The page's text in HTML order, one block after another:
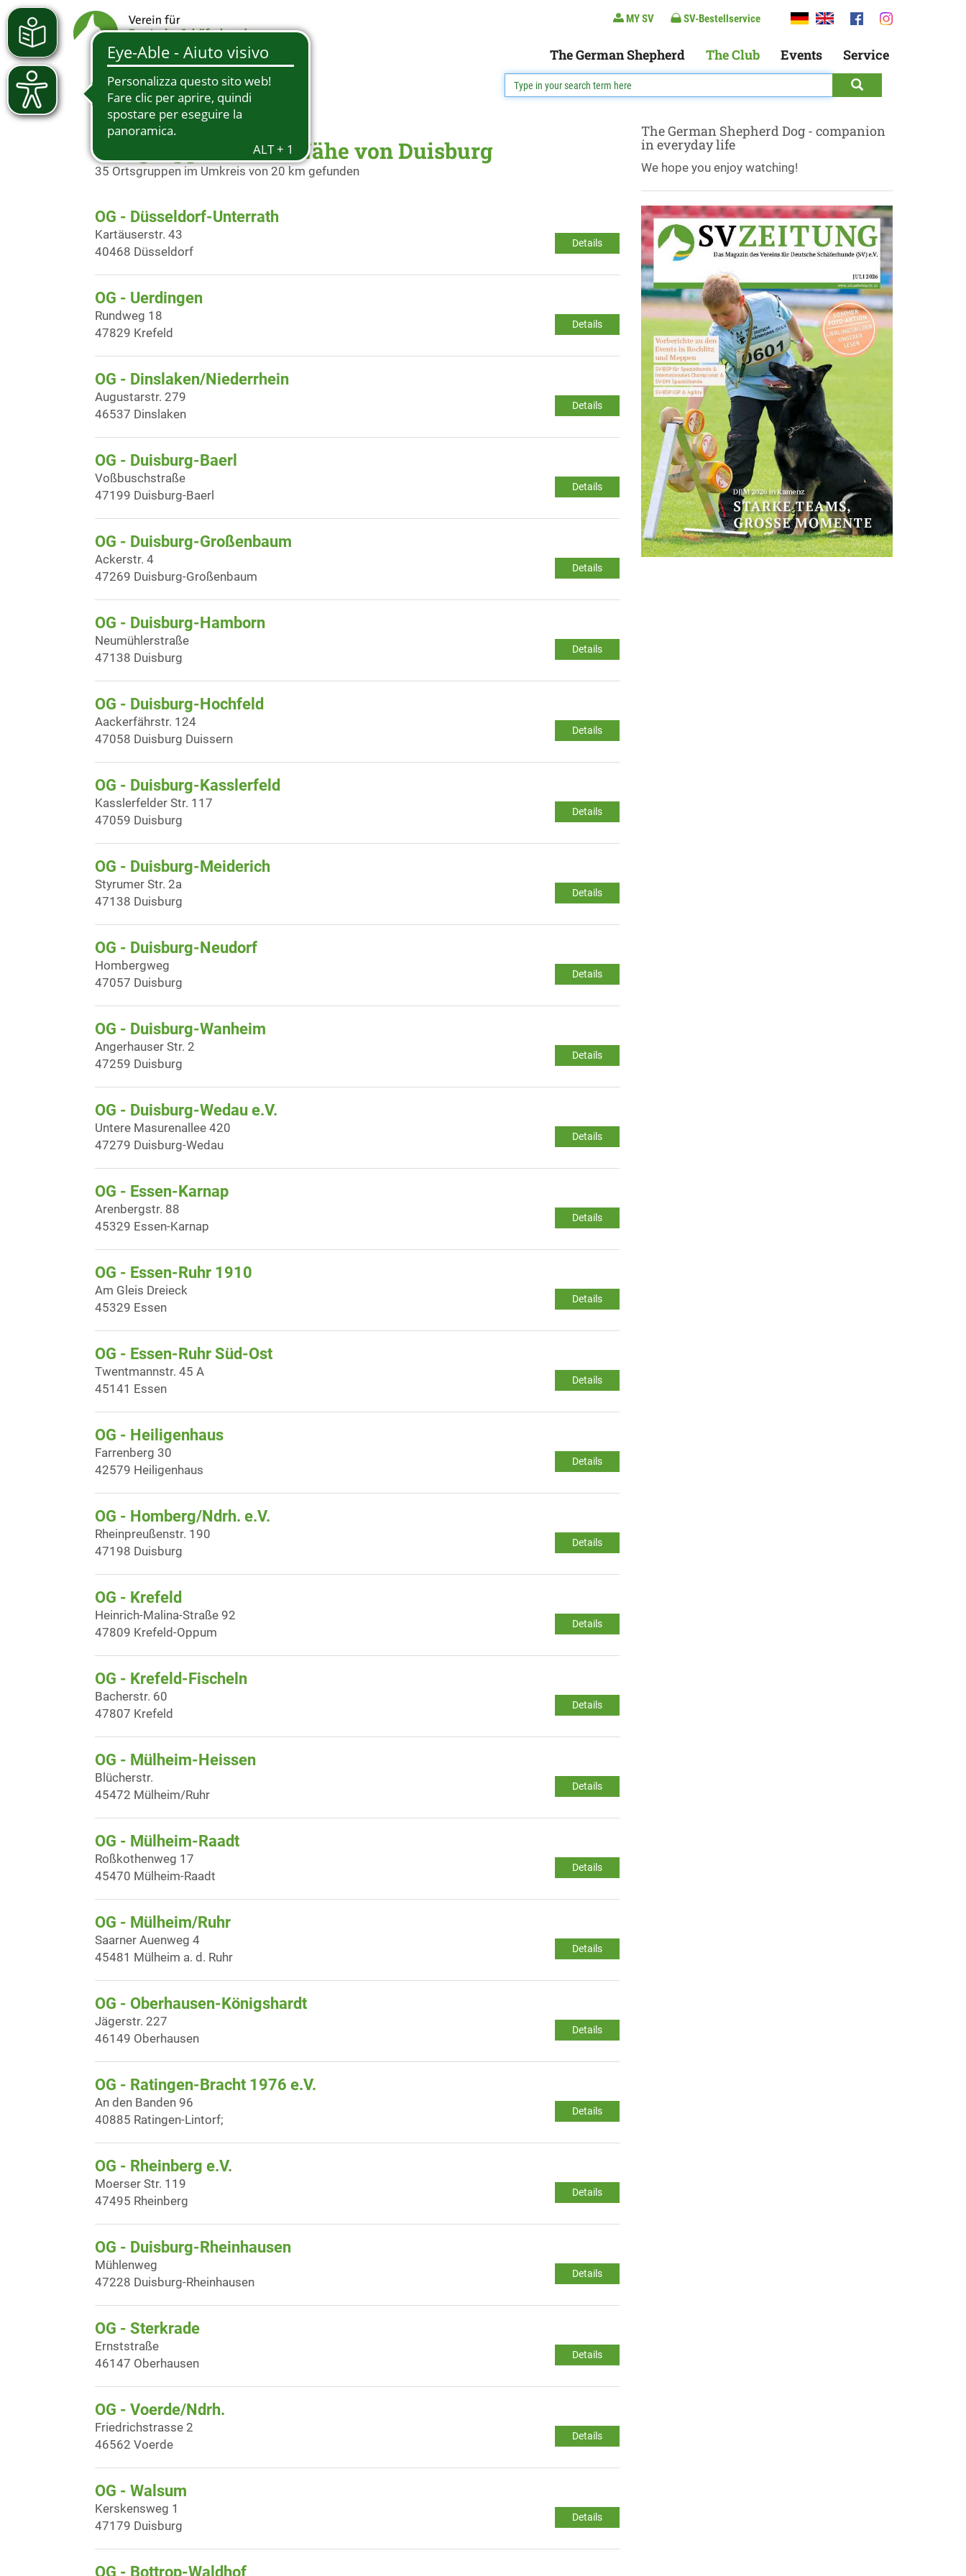
MY SV SV-Bestellservice
The German Shepherd The Club Events Service
Ortsgruppen in der Nähe von Duisburg
35 Ortsgruppen im Umkreis von 20 km gefunden
OG - Düsseldorf-Unterrath
Details
Kartäuserstr. 43
40468 Düsseldorf
OG - Uerdingen
Details
Rundweg 18
47829 Krefeld
OG - Dinslaken/Niederrhein
Details
Augustarstr. 279
46537 Dinslaken
OG - Duisburg-Baerl
Details
Voßbuschstraße
47199 Duisburg-Baerl
OG - Duisburg-Großenbaum
Details
Ackerstr. 4
47269 Duisburg-Großenbaum
OG - Duisburg-Hamborn
Details
Neumühlerstraße
47138 Duisburg
OG - Duisburg-Hochfeld
Details
Aackerfährstr. 124
47058 Duisburg Duissern
OG - Duisburg-Kasslerfeld
Details
Kasslerfelder Str. 117
47059 Duisburg
OG - Duisburg-Meiderich
Details
Styrumer Str. 2a
47138 Duisburg
OG - Duisburg-Neudorf
Details
Hombergweg
47057 Duisburg
OG - Duisburg-Wanheim
Details
Angerhauser Str. 2
47259 Duisburg
OG - Duisburg-Wedau e.V.
Details
Untere Masurenallee 420
47279 Duisburg-Wedau
OG - Essen-Karnap
Details
Arenbergstr. 88
45329 Essen-Karnap
OG - Essen-Ruhr 1910
Details
Am Gleis Dreieck
45329 Essen
OG - Essen-Ruhr Süd-Ost
Details
Twentmannstr. 45 A
45141 Essen
OG - Heiligenhaus
Details
Farrenberg 30
42579 Heiligenhaus
OG - Homberg/Ndrh. e.V.
Details
Rheinpreußenstr. 190
47198 Duisburg
OG - Krefeld
Details
Heinrich-Malina-Straße 92
47809 Krefeld-Oppum
OG - Krefeld-Fischeln
Details
Bacherstr. 60
47807 Krefeld
OG - Mülheim-Heissen
Details
Blücherstr.
45472 Mülheim/Ruhr
OG - Mülheim-Raadt
Details
Roßkothenweg 17
45470 Mülheim-Raadt
OG - Mülheim/Ruhr
Details
Saarner Auenweg 4
45481 Mülheim a. d. Ruhr
OG - Oberhausen-Königshardt
Details
Jägerstr. 227
46149 Oberhausen
OG - Ratingen-Bracht 1976 e.V.
Details
An den Banden 96
40885 Ratingen-Lintorf;
OG - Rheinberg e.V.
Details
Moerser Str. 119
47495 Rheinberg
OG - Duisburg-Rheinhausen
Details
Mühlenweg
47228 Duisburg-Rheinhausen
OG - Sterkrade
Details
Ernststraße
46147 Oberhausen
OG - Voerde/Ndrh.
Details
Friedrichstrasse 2
46562 Voerde
OG - Walsum
Details
Kerskensweg 1
47179 Duisburg
OG - Bottrop-Waldhof
The German Shepherd Dog - companion
in everyday life
We hope you enjoy watching!